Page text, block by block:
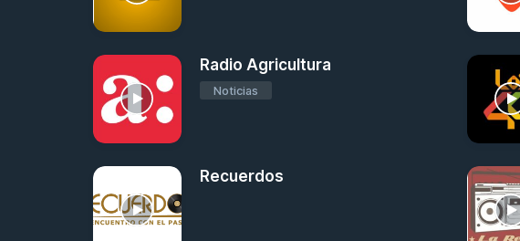
Radio Agricultura
Noticias
Recuerdos